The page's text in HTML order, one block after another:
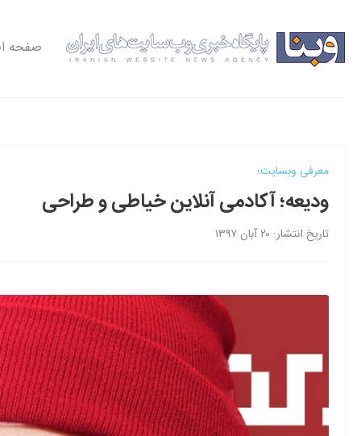
صفحه
معرفی وبسایت؛
ودیعه؛ آکادمی آنلاین خیاطی و طراحی
تاریخ انتشار: ۲۰ آبان ۱۳۹۷